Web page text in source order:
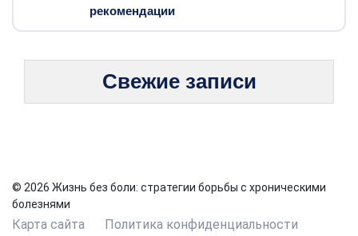
рекомендации
Свежие записи
© 2026 Жизнь без боли: стратегии борьбы с хроническими
болезнями
Карта сайта Политика конфиденциальности